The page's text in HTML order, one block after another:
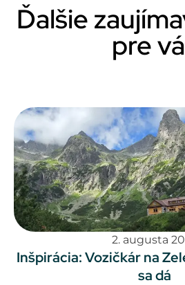
Ďalšie
pre
2. augusta
Inšpirácia: Vozičkár na
sa dá